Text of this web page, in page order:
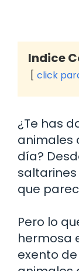
Indice
click
¿Te has
animales
día?
que
Pero lo
hermosa
exento